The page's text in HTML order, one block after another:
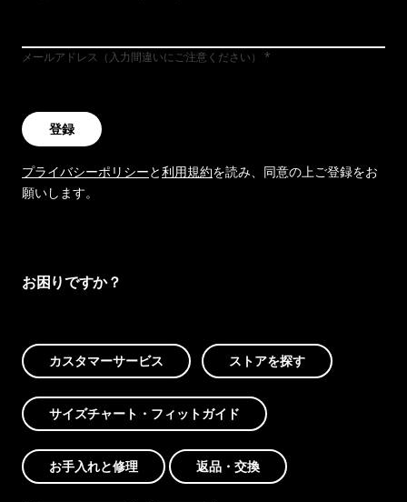
メールアドレス（入力間違いにご注意ください）
登録
プライバシーポリシーと利用規約を読み、同意の上ご登録をお
願いします。
お困りですか？
カスタマーサービス ストアを探す
サイズチャート・フィットガイド
お手入れと修理 返品・交換